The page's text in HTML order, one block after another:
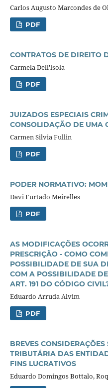
Carlos Augusto Marcondes de
PDF
CONTRATOS DE DIREITO
Carmela Dell'lsola
PDF
JUIZADOS ESPECIAIS
CONSOLIDAÇÃO DE UMA
Carmen Silvia Fullin
PDF
PODER NORMATIVO:
Davi Furtado Meirelles
PDF
AS MODIFICAÇÕES
PRESCRIÇÃO - COMO
POSSIBILIDADE DE SUA
COM A POSSIBILIDADE
ART. 191 DO CÓDIGO
Eduardo Arruda Alvim
PDF
BREVES
TRIBUTÁRIA DAS
FINS LUCRATIVOS
Eduardo Domingos Bottalo,